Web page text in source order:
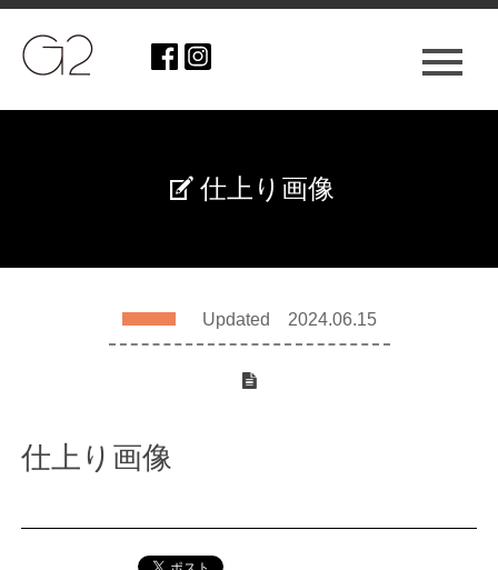
仕上り画像
Updated 2024.06.15
仕上り画像